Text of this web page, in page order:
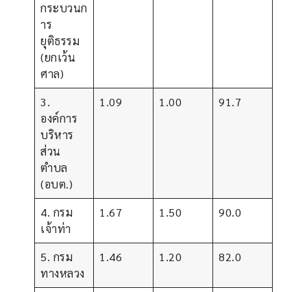
กระบวนก
าร
ยุติธรรม
(ยกเว้น
ศาล)
3.
องค์การ
บริหาร
ส่วน
ตำบล
(อบต.)
1.09 1.00 91.7
4. กรม
เจ้าท่า
1.67 1.50 90.0
5. กรม
ทางหลวง
1.46 1.20 82.0